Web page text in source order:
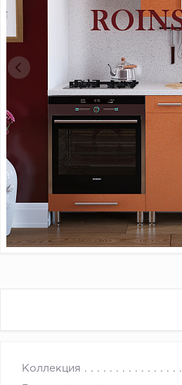
Коллекция